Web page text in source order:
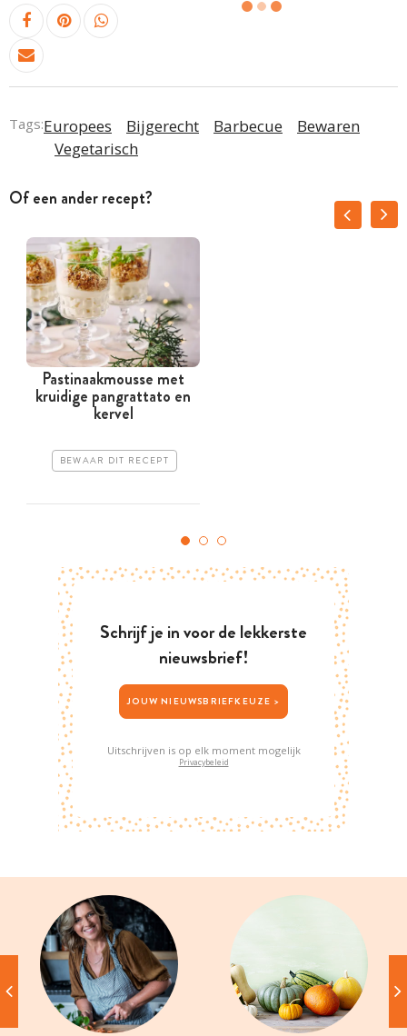
Tags:Europees Bijgerecht Barbecue
Bewaren
Vegetarisch
Of een ander recept?
Pastinaakmousse met
kruidige pangrattato en
kervel
BEWAAR DIT RECEPT
Schrijf je in voor de lekkerste
nieuwsbrief!
JOUW NIEUWSBRIEFKEUZE >
Uitschrijven is op elk moment mogelijk
Privacybeleid